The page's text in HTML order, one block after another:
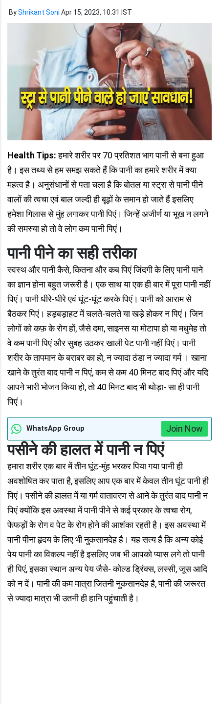
ByShrikant Soni Apr 15, 2023, 10:31 IST
Health Tips:हमारे शरीर पर 70 प्रतिशत भाग पानी से बना हुआ
है। इस तथ्य से हम समझ सकते हैं कि पानी का हमारे शरीर में क्या
महत्व है। अनुसंधानों से पता चला है कि बोतल या स्ट्रा से पानी पीने
वालों की त्वचा एवं बाल जल्दी ही बूढ़ों के समान हो जाते हैं इसलिए
हमेशा गिलास से मुंह लगाकर पानी पिएं। जिन्हें अजीर्ण या भूख न लगने
की समस्या हो तो वे लोग कम पानी पिएं।
पानी पीने का सही तरीका
स्वस्थ और पानी कैसे, कितना और कब पिएं जिंदगी के लिए पानी पाने
का ज्ञान होना बहुत जरूरी है। एक साथ या एक ही बार में पूरा पानी नहीं
पिएं। पानी धीरे-धीरे एवं घूंट-घूंट करके पिएं। पानी को आराम से
बैठकर पिएं। हड़बड़ाहट में चलते-चलते या खड़े होकर न पिएं। जिन
लोगों को कफ़ के रोग हों, जैसे दमा, साइनस या मोटापा हो या मधुमेह तो
वे कम पानी पिएं और सुबह उठकर खाली पेट पानी नहीं पिएं। पानी
शरीर के तापमान के बराबर का हो, न ज्यादा ठंडा न ज्यादा गर्म । खाना
खाने के तुरंत बाद पानी न पिएं, कम से कम 40 मिनट बाद पिएं और यदि
आपने भारी भोजन किया हो, तो 40 मिनट बाद भी थोड़ा- सा ही पानी
पिएं।
WhatsApp Group Join Now
पसीने की हालत में पानी न पिएं
हमारा शरीर एक बार में तीन घूंट-मुंह भरकर पिया गया पानी ही
अवशोषित कर पाता है, इसलिए आप एक बार में केवल तीन घूंट पानी ही
पिएं। पसीने की हालत में या गर्म वातावरण से आने के तुरंत बाद पानी न
पिएं क्योंकि इस अवस्था में पानी पीने से कई प्रकार के त्वचा रोग,
फेफड़ों के रोग व पेट के रोग होने की आशंका रहती है। इस अवस्था में
पानी पीना हृदय के लिए भी नुकसानदेह है। यह सत्य है कि अन्य कोई
पेय पानी का विकल्प नहीं है इसलिए जब भी आपको प्यास लगे तो पानी
ही पिएं, इसका स्थान अन्य पेय जैसे- कोल्ड ड्रिंक्स, लस्सी, जूस आदि
को न दें। पानी की कम मात्रा जितनी नुकसानदेह है, पानी की जरूरत
से ज्यादा मात्रा भी उतनी ही हानि पहुंचाती है।